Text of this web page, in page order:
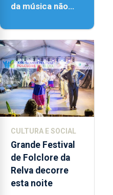
da música não
quão difícil é
produzir uma
música”
CULTURA E SOCIAL
Grande Festival
de Folclore da
Relva decorre
esta noite